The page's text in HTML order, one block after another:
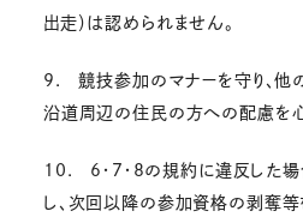
出走）は認められません。
9. 競技参加のマナーを守り、他の
沿道周辺の住民の方への配慮を心
10. 6・7・8の規約に違反した場
し、次回以降の参加資格の剥奪等